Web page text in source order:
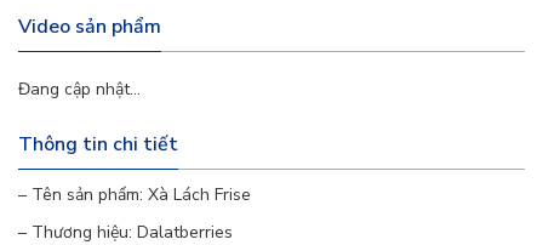
Dễ dàng chế biến:
2. Lợi ích sức khỏe:
Tăng cường hệ miễn dịch:
Video sản phẩm
Đang cập nhật...
Thông tin chi tiết
– Tên sản phẩm: Xà Lách Frise
– Thương hiệu: Dalatberries